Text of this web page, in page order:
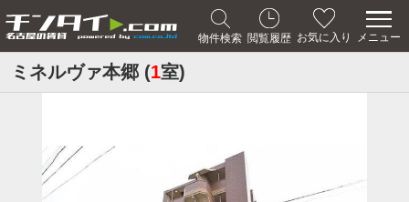
物件検索 閲覧履歴 お気に入り メニュー
ミネルヴァ本郷 (1室)